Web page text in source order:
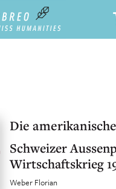
Die
Schweizer
Wirtschaftskrieg
Weber Florian